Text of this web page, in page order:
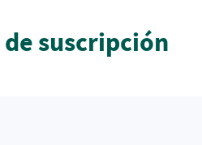
suscripción